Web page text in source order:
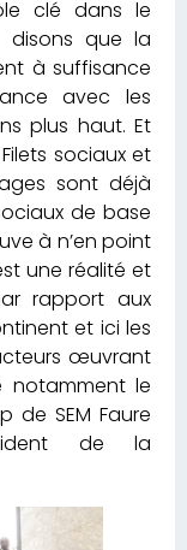
clé dans le
disons que la
à suffisance
avec les
plus haut. Et
sociaux et
sont déjà
de base
à n’en point
une réalité et
rapport aux
et ici les
œuvrant
notamment le
de SEM Faure
de la